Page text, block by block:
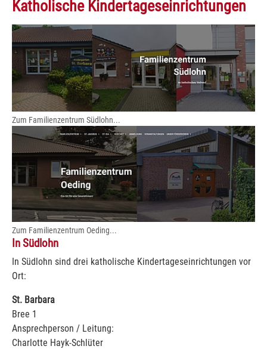
Katholische Kindertageseinrichtungen
Zum Familienzentrum Südlohn...
Zum Familienzentrum Oeding...
In Südlohn
In Südlohn sind drei katholische Kindertageseinrichtungen vor
Ort:
St. Barbara
Bree 1
Ansprechperson / Leitung:
Charlotte Hayk-Schlüter